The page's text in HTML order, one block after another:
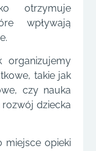
otrzymuje
wpływają
organizujemy
takie jak
czy nauka
dziecka
miejsce opieki